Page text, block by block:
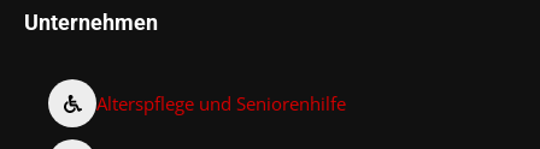
Unternehmen
Alterspflege und Seniorenhilfe